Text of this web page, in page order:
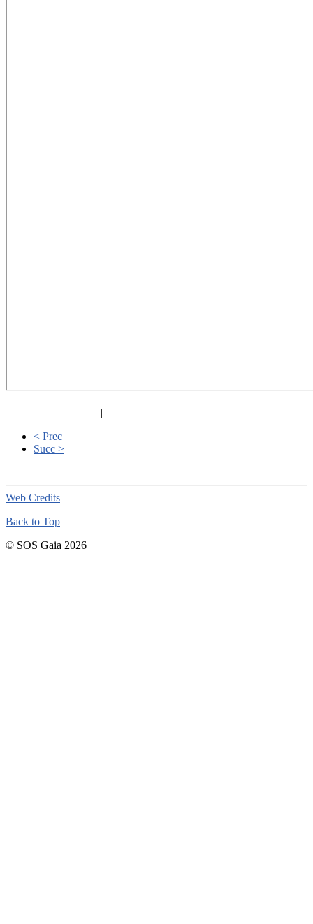
|
< Prec
Succ >
Web Credits
Back to Top
© SOS Gaia 2026